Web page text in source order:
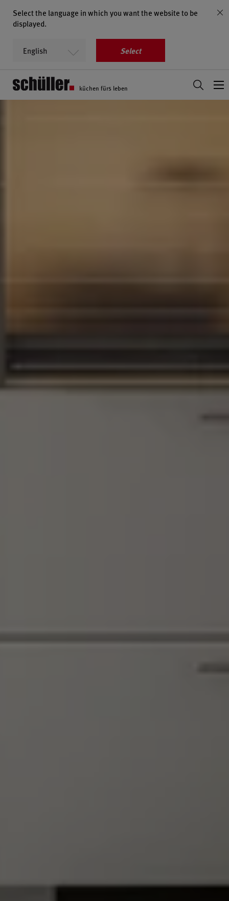
Select the language in which you want the website to be
displayed.
Select
küchen fürs leben